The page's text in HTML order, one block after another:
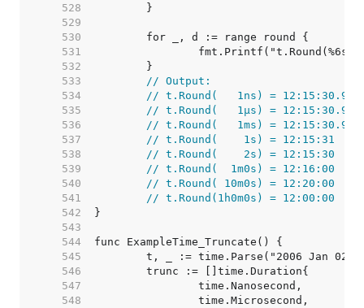
   528
   529
   530
   531
   532
   533
// Output:
   534
// t.Round(   1ns) =
   535
// t.Round(   1µs) =
   536
// t.Round(   1ms) = 12:15:30.918
   537
// t.Round(    1s) = 12:15:31
   538
// t.Round(    2s) = 12:15:30
   539
// t.Round(  1m0s) = 12:16:00
   540
// t.Round( 10m0s) = 12:20:00
   541
// t.Round(1h0m0s) = 12:00:00
   542
   543
   544
   545
   546
   547
   548